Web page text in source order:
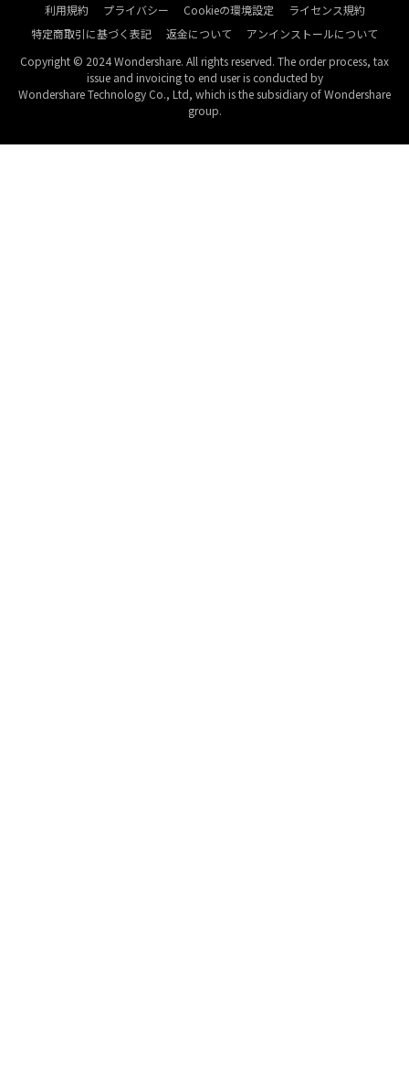
利用規約 プライバシー Cookieの環境設定
ライセンス規約
特定商取引に基づく表記
返金について
アンインストールについて
Copyright © 2024 Wondershare. All rights reserved. The order process, tax
issue and invoicing to end user is conducted by
Wondershare Technology Co., Ltd, which is the subsidiary of Wondershare
group.